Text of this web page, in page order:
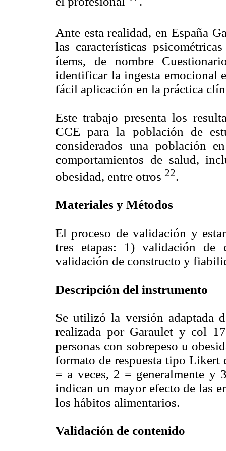
Ante esta realidad, en España
las características
ítems, de nombre
identificar la ingesta emocional
fácil aplicación en la práctica
Este trabajo presenta los
CCE para la población de
considerados una población
comportamientos de salud,
obesidad, entre otros 22.
Materiales y Métodos
El proceso de validación y
tres etapas: 1) validación de
validación de constructo y
Descripción del instrumento
Se utilizó la versión adaptada
realizada por Garaulet y col
personas con sobrepeso u
formato de respuesta tipo Likert
= a veces, 2 = generalmente y
indican un mayor efecto de las
los hábitos alimentarios.
Validación de contenido